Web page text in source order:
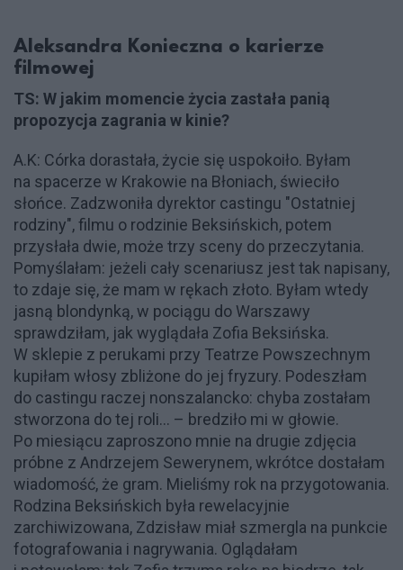
Aleksandra Konieczna o karierze
filmowej
TS: W jakim momencie życia zastała panią
propozycja zagrania w kinie?
A.K: Córka dorastała, życie się uspokoiło. Byłam
na spacerze w Krakowie na Błoniach, świeciło
słońce. Zadzwoniła dyrektor castingu "Ostatniej
rodziny", filmu o rodzinie Beksińskich, potem
przysłała dwie, może trzy sceny do przeczytania.
Pomyślałam: jeżeli cały scenariusz jest tak napisany,
to zdaje się, że mam w rękach złoto. Byłam wtedy
jasną blondynką, w pociągu do Warszawy
sprawdziłam, jak wyglądała Zofia Beksińska.
W sklepie z perukami przy Teatrze Powszechnym
kupiłam włosy zbliżone do jej fryzury. Podeszłam
do castingu raczej nonszalancko: chyba zostałam
stworzona do tej roli... – bredziło mi w głowie.
Po miesiącu zaproszono mnie na drugie zdjęcia
próbne z Andrzejem Sewerynem, wkrótce dostałam
wiadomość, że gram. Mieliśmy rok na przygotowania.
Rodzina Beksińskich była rewelacyjnie
zarchiwizowana, Zdzisław miał szmergla na punkcie
fotografowania i nagrywania. Oglądałam